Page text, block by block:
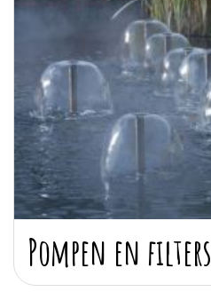
Pompen en filters